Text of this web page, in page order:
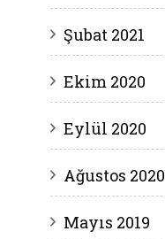
Şubat 2021
Ekim 2020
Eylül 2020
Ağustos 2020
Mayıs 2019